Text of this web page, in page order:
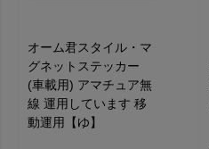
オーム君スタイル・マ
グネットステッカー
(車載用) アマチュア無
線 運用しています 移
動運用【ゆ】